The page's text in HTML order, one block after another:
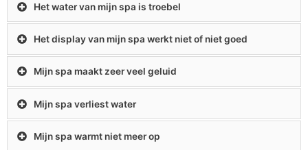
Het water van mijn spa is troebel
Het display van mijn spa werkt niet of niet goed
Mijn spa maakt zeer veel geluid
Mijn spa verliest water
Mijn spa warmt niet meer op